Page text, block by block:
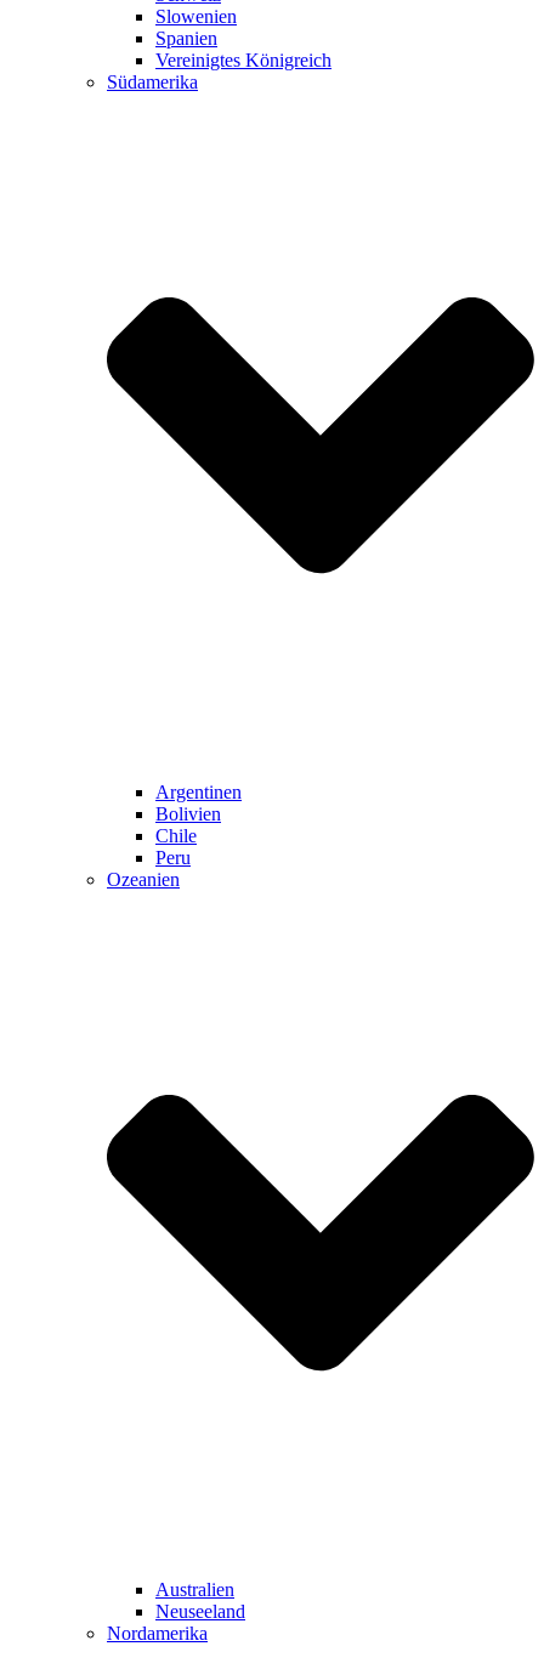
Slowenien
Spanien
Vereinigtes Königreich
Südamerika
Argentinen
Bolivien
Chile
Peru
Ozeanien
Australien
Neuseeland
Nordamerika